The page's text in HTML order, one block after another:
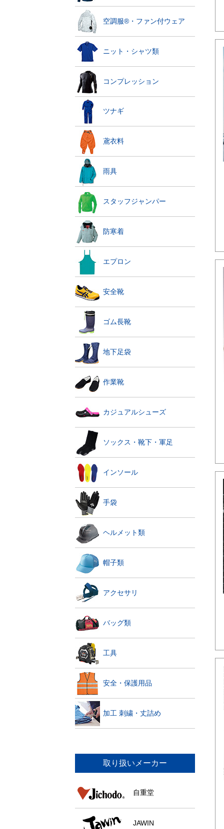
空調服®・ファン付ウェア
ニット・シャツ類
コンプレッション
ツナギ
鳶衣料
雨具
スタッフジャンパー
防寒着
エプロン
安全靴
ゴム長靴
地下足袋
作業靴
カジュアルシューズ
ソックス・靴下・軍足
インソール
手袋
ヘルメット類
帽子類
アクセサリ
バッグ類
工具
安全・保護用品
加工 刺繍・丈詰め
取り扱いメーカー
自重堂
JAWIN